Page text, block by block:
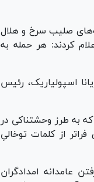
صلیب سرخ و هلال
کردند: هر حمله به
اسپولیاریک، رئیس
به طرز وحشتناکی در
از کلمات توخالیِ
عامدانه امدادگران